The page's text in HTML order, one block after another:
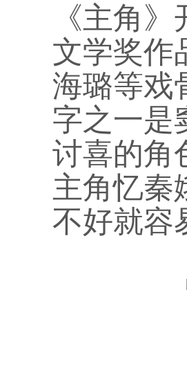
《主角
文学奖作
海璐等戏
字之一是
讨喜的角
主角忆秦
不好就容